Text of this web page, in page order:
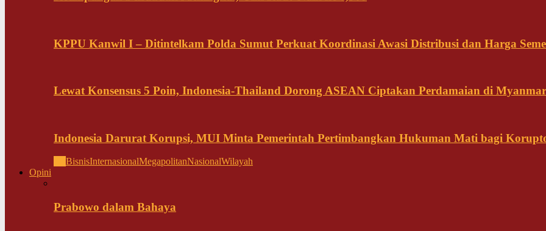
KPPU Kanwil I – Ditintelkam Polda Sumut Perkuat Koordinasi Awasi Distribusi dan Harga
Lewat Konsensus 5 Poin, Indonesia-Thailand Dorong ASEAN Ciptakan Perdamaian di Myanmar
Indonesia Darurat Korupsi, MUI Minta Pemerintah Pertimbangkan Hukuman Mati bagi
BisnisInternasionalMegapolitanNasionalWilayah
Opini
Prabowo dalam Bahaya